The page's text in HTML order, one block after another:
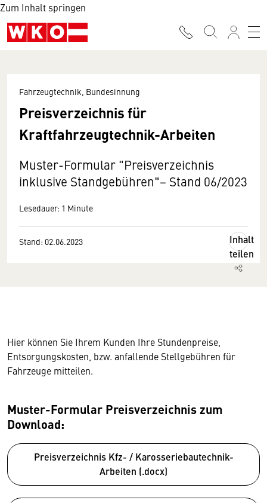
Zum Inhalt springen
Fahrzeugtechnik, Bundesinnung
Preisverzeichnis für
Kraftfahrzeugtechnik-Arbeiten
Muster-Formular "Preisverzeichnis
inklusive Standgebühren"− Stand 06/2023
Lesedauer: 1 Minute
Stand: 02.06.2023
Inhalt
teilen
Hier können Sie Ihrem Kunden Ihre Stundenpreise,
Entsorgungskosten, bzw. anfallende Stellgebühren für
Fahrzeuge mitteilen.
Muster-Formular Preisverzeichnis zum
Download:
Preisverzeichnis Kfz- / Karosseriebautechnik-
Arbeiten (.docx)